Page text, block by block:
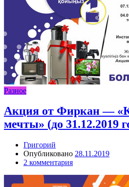
Разное
Акция от Фиркан —
мечты» (до 31.12.2019
Григорий
Опубликовано 28.11.2019
2 комментария